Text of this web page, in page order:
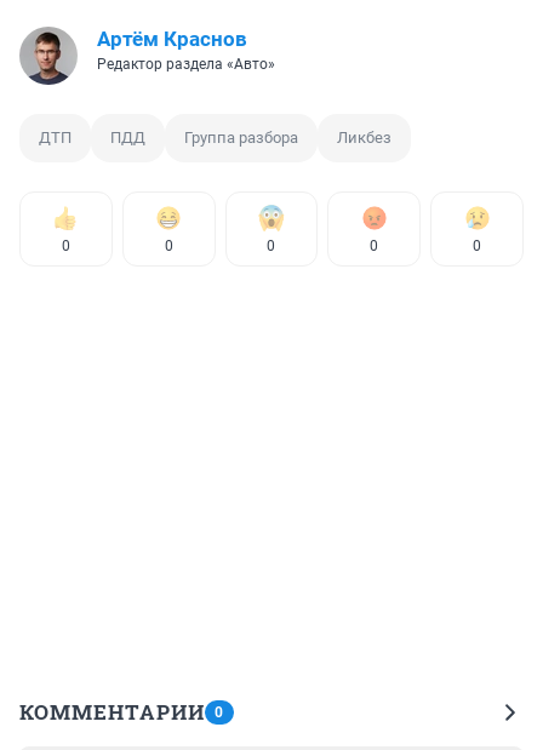
Артём Краснов
Редактор раздела «Авто»
ДТП ПДД Группа разбора Ликбез
0 0 0 0 0
КОММЕНТАРИИ 0